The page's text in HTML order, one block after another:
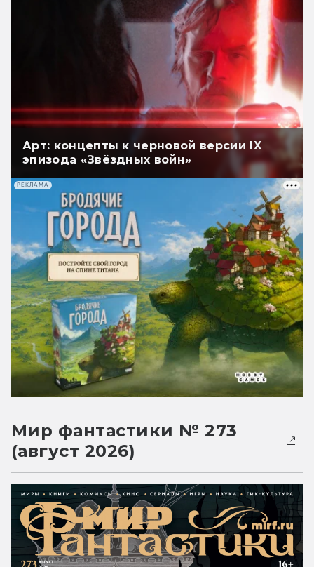
Арт: концепты к черновой версии IX
эпизода «Звёздных войн»
РЕКЛАМА
Мир фантастики № 273
(август 2026)